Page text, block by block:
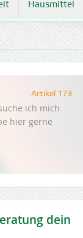
Hausmittel
Artikel 173
ich mich
hier gerne
dein